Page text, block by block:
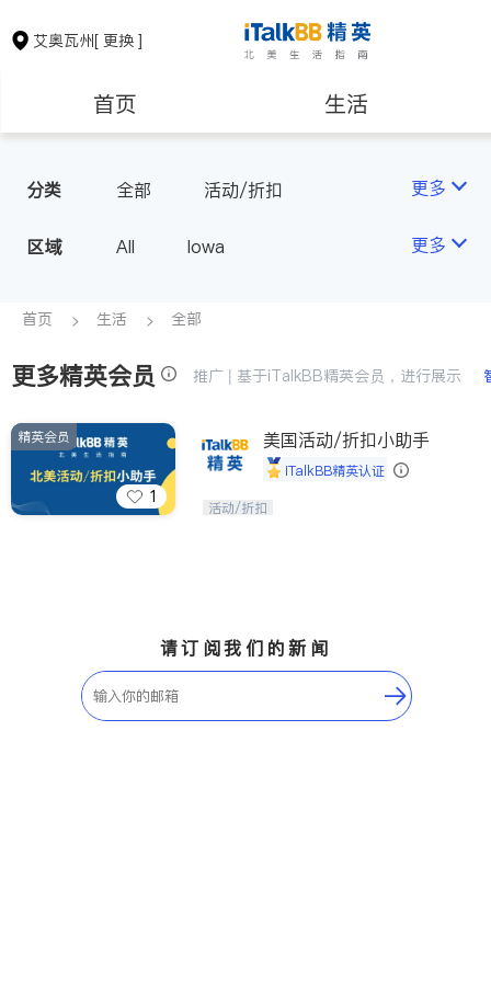
艾奥瓦州[ 更换 ]
首页 生活
房地产租售
教育
非盈利组织
分类 全部 活动/折扣 更多
区域 All Iowa 更多
首页 生活 全部
更多精英会员 推广 | 基于iTalkBB精英会员，进行展示
1
精英会员 美国活动/折扣小助手
iTalkBB精英认证
iTalkBB精英 官方账号。您的美国生活
活动/折扣
请订阅我们的新闻